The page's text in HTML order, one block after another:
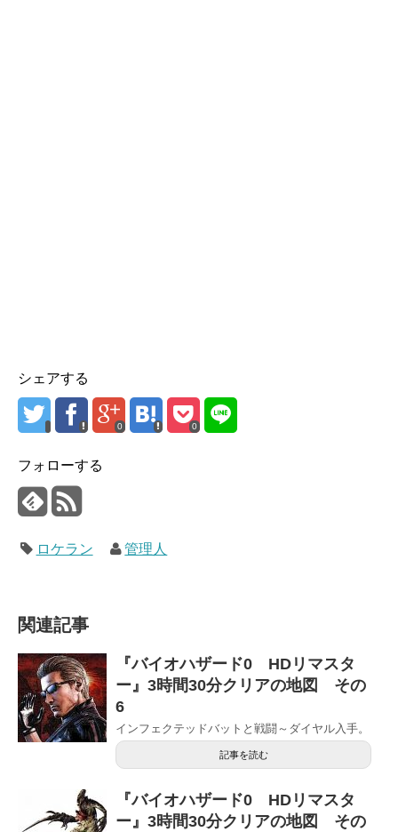
シェアする
0 0
フォローする
ロケラン 管理人
関連記事
『バイオハザード0 HDリマスタ
ー』3時間30分クリアの地図 その
6
インフェクテッドバットと戦闘～ダイヤル入手。
記事を読む
『バイオハザード0 HDリマスタ
ー』3時間30分クリアの地図 その